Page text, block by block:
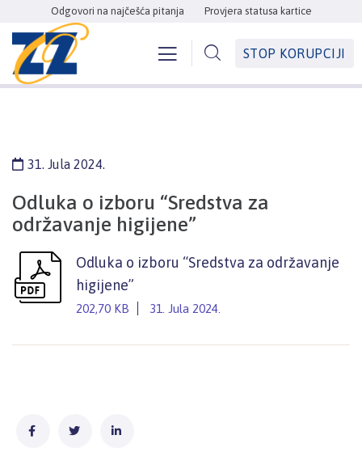
Odgovori na najčešća pitanja Provjera statusa kartice
STOP KORUPCIJI
31. Jula 2024.
Odluka o izboru “Sredstva za
održavanje higijene”
Odluka o izboru “Sredstva za održavanje
higijene”
202,70 KB 31. Jula 2024.